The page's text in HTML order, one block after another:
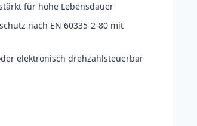
für hohe Lebensdauer
nach EN 60335-2-80 mit
elektronisch drehzahlsteuerbar